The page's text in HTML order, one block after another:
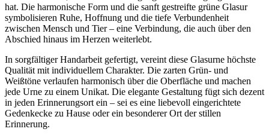
klein
Menge
hat. Die harmonische Form und die sanft gestreifte grüne Glasur
symbolisieren Ruhe, Hoffnung und die tiefe Verbundenheit
zwischen Mensch und Tier – eine Verbindung, die auch über den
Abschied hinaus im Herzen weiterlebt.
In sorgfältiger Handarbeit gefertigt, vereint diese Glasurne höchste
Qualität mit individuellem Charakter. Die zarten Grün- und
Weißtöne verlaufen harmonisch über die Oberfläche und machen
jede Urne zu einem Unikat. Die elegante Gestaltung fügt sich dezent
in jeden Erinnerungsort ein – sei es eine liebevoll eingerichtete
Gedenkecke zu Hause oder ein besonderer Ort der stillen
Erinnerung.